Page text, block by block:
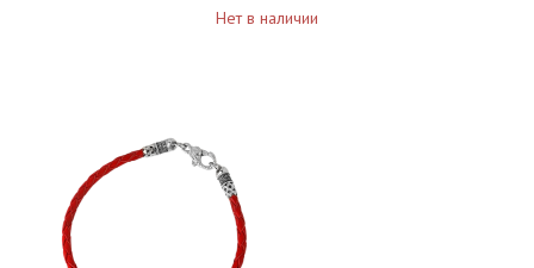
Нет в наличии